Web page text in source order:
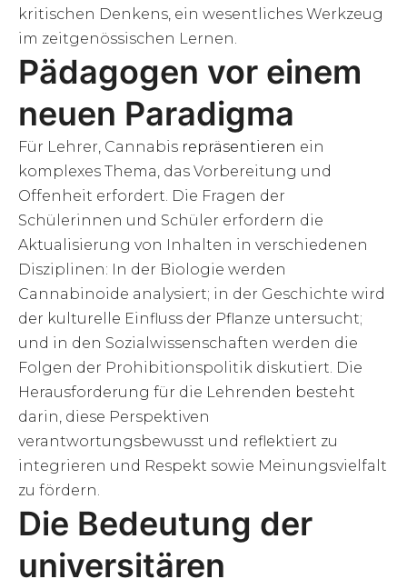
kritischen Denkens, ein wesentliches Werkzeug
im zeitgenössischen Lernen.
Pädagogen vor einem
neuen Paradigma
Für Lehrer, Cannabis repräsentieren ein
komplexes Thema, das Vorbereitung und
Offenheit erfordert. Die Fragen der
Schülerinnen und Schüler erfordern die
Aktualisierung von Inhalten in verschiedenen
Disziplinen: In der Biologie werden
Cannabinoide analysiert; in der Geschichte wird
der kulturelle Einfluss der Pflanze untersucht;
und in den Sozialwissenschaften werden die
Folgen der Prohibitionspolitik diskutiert. Die
Herausforderung für die Lehrenden besteht
darin, diese Perspektiven
verantwortungsbewusst und reflektiert zu
integrieren und Respekt sowie Meinungsvielfalt
zu fördern.
Die Bedeutung der
universitären